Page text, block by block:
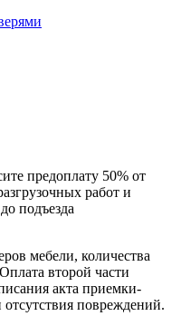
предоплату 50% от
работ и
подъезда
мебели, количества
второй части
акта приемки-
повреждений.